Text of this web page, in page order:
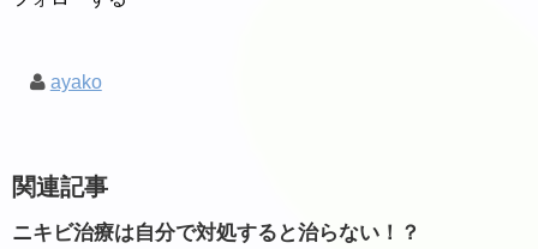
ayako
関連記事
ニキビ治療は自分で対処すると治らない！？